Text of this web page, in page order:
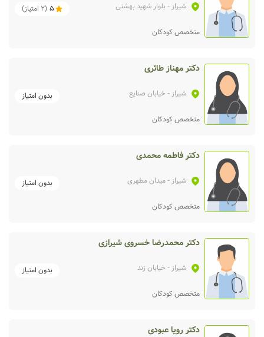
شیراز - بلوار شهید بهشتی 5
(
2 امتیاز)
متخصص کودکان
دکتر مهناز طائری
شیراز - خیابان صنایع بدون امتیاز
متخصص کودکان
دکتر فاطمه محمدی
شیراز - میدان مطهری بدون امتیاز
متخصص کودکان
دکتر محمدرضا خسروی شیرازی
شیراز - خیابان زند بدون امتیاز
متخصص کودکان
دکتر رویا عبودی